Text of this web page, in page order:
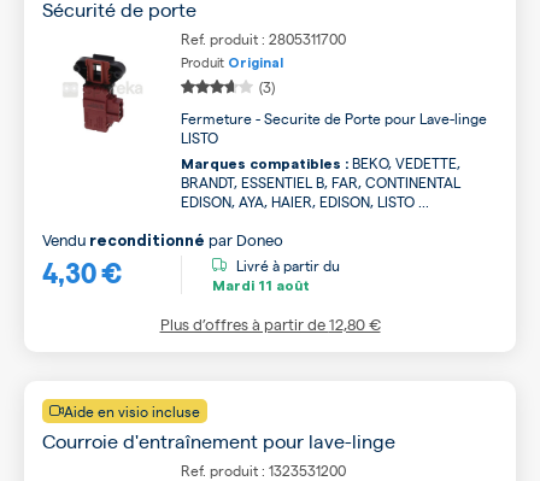
Sécurité de porte
Ref. produit : 2805311700
Produit Original
(3)
Fermeture - Securite de Porte pour Lave-linge
LISTO
Marques compatibles : BEKO, VEDETTE,
BRANDT, ESSENTIEL B, FAR, CONTINENTAL
EDISON, AYA, HAIER, EDISON, LISTO ...
4,30 €
Vendu reconditionné par Doneo
Livré à partir du
Mardi 11 août
Plus d’offres à partir de12,80 €
Aide en visio incluse
Courroie d'entraînement pour lave-linge
Ref. produit : 1323531200